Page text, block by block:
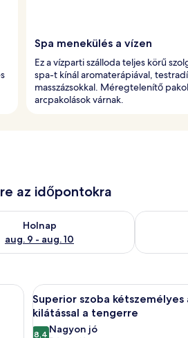
Spa menekülés a vízen
Ez a vízparti szálloda teljes körű
spa-t kínál aromaterápiával,
masszázsokkal. Méregtelenítő
arcpakolások várnak.
az időpontokra
9
Holnap
aug. 9 - aug. 10
állás ellenőrzése: aug. 9 -
A mostani
fából készült ágy, íróasztal széssel, egy
A
következő
szoba
9
Superior szoba kétszemélyes
kilátással a tengerre
8,4 Nagyon jó